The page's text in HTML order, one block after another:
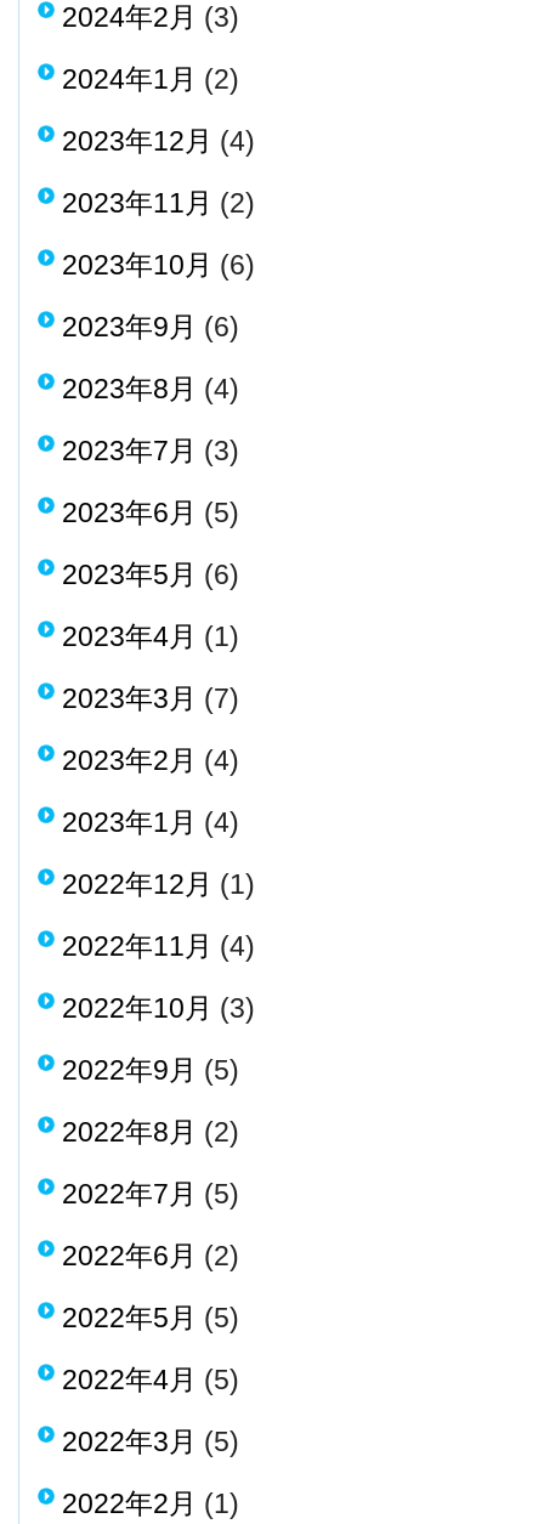
2024年2月 (3)
2024年1月 (2)
2023年12月 (4)
2023年11月 (2)
2023年10月 (6)
2023年9月 (6)
2023年8月 (4)
2023年7月 (3)
2023年6月 (5)
2023年5月 (6)
2023年4月 (1)
2023年3月 (7)
2023年2月 (4)
2023年1月 (4)
2022年12月 (1)
2022年11月 (4)
2022年10月 (3)
2022年9月 (5)
2022年8月 (2)
2022年7月 (5)
2022年6月 (2)
2022年5月 (5)
2022年4月 (5)
2022年3月 (5)
2022年2月 (1)